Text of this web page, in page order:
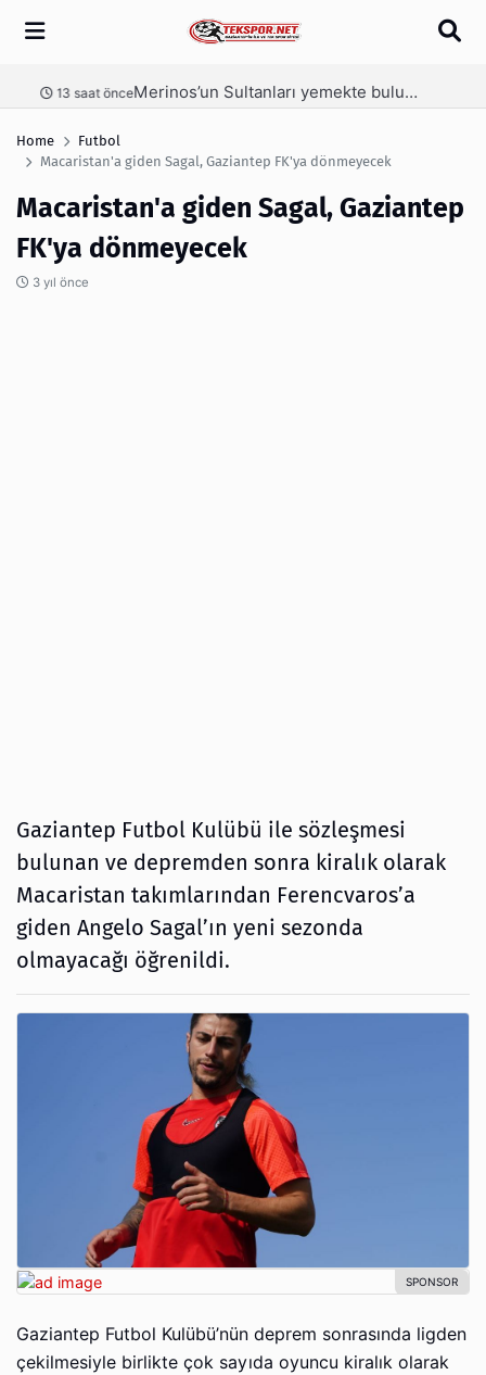
Arama
Merinos’un Sultanları yemekte buluştu 1 gün önce
Home
Futbol
Macaristan'a giden Sagal, Gaziantep FK'ya dönmeyecek
Macaristan'a giden Sagal, Gaziantep
FK'ya dönmeyecek
3 yıl önce
Gaziantep Futbol Kulübü ile sözleşmesi
bulunan ve depremden sonra kiralık olarak
Macaristan takımlarından Ferencvaros’a
giden Angelo Sagal’ın yeni sezonda
olmayacağı öğrenildi.
Gaziantep Futbol Kulübü’nün deprem sonrasında ligden
çekilmesiyle birlikte çok sayıda oyuncu kiralık olarak